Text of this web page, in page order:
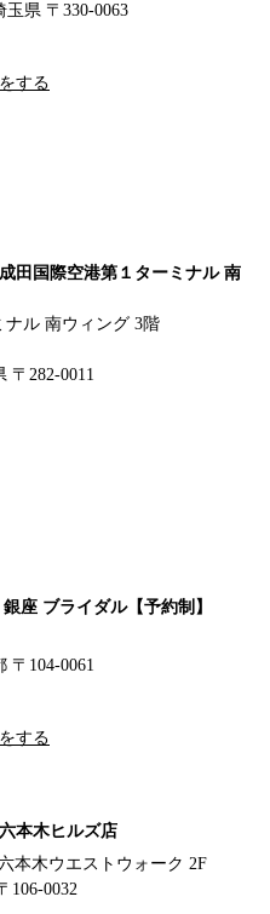
県 〒330-0063
する
田国際空港第１ターミナル 南
ナル 南ウィング 3階
〒282-0011
座 ブライダル【予約制】
〒104-0061
する
本木ヒルズ店
本木ウエストウォーク 2F
106-0032